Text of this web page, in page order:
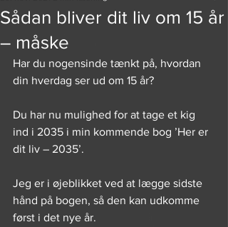
Sådan bliver dit liv om 15 år
– måske
Har du nogensinde tænkt på, hvordan
din hverdag ser ud om 15 år?
Du har nu mulighed for at tage et kig
ind i 2035 i min kommende bog ’Her er
dit liv – 2035’.
Jeg er i øjeblikket ved at lægge sidste
hånd på bogen, så den kan udkomme
først i det nye år.